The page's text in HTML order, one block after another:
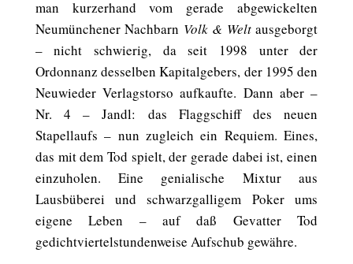
man kurzerhand vom gerade abgewickelten
Neumünchener Nachbarn Volk & Weltausgeborgt
– nicht schwierig, da seit 1998 unter der
Ordonnanz desselben Kapitalgebers, der 1995 den
Neuwieder Verlagstorso aufkaufte. Dann aber –
Nr. 4 – Jandl: das Flaggschiff des neuen
Stapellaufs – nun zugleich ein Requiem. Eines,
das mit dem Tod spielt, der gerade dabei ist, einen
einzuholen. Eine genialische Mixtur aus
Lausbüberei und schwarzgalligem Poker ums
eigene Leben – auf daß Gevatter Tod
gedichtviertelstundenweise Aufschub gewähre.